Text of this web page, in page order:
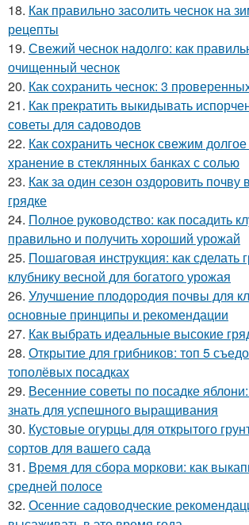
18. Как правильно засолить чеснок на
рецепты
19. Свежий чеснок надолго: как
очищенный чеснок
20. Как сохранить чеснок: 3
21. Как прекратить выкидывать
советы для садоводов
22. Как сохранить чеснок свежим
хранение в стеклянных банках с солью
23. Как за один сезон оздоровить почву
грядке
24. Полное руководство: как посадить
правильно и получить хороший урожай
25. Пошаговая инструкция: как сделать
клубнику весной для богатого урожая
26. Улучшение плодородия почвы для
основные принципы и рекомендации
27. Как выбрать идеальные высокие
28. Открытие для грибников: топ 5
тополёвых посадках
29. Весенние советы по посадке
знать для успешного выращивания
30. Кустовые огурцы для открытого
сортов для вашего сада
31. Время для сбора моркови: как
средней полосе
32. Осенние садоводческие